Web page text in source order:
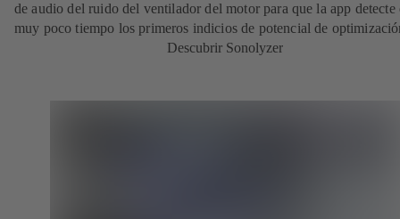
de audio del ruido del ventilador del motor para que la app detecte
muy poco tiempo los primeros indicios de potencial de
Descubrir Sonolyzer